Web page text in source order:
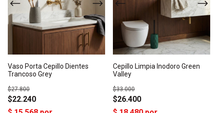
Vaso Porta Cepillo Dientes
Trancoso Grey
$22.240
$27.800
Cepillo Limpia Inodoro Green
Valley
$26.400
$33.000